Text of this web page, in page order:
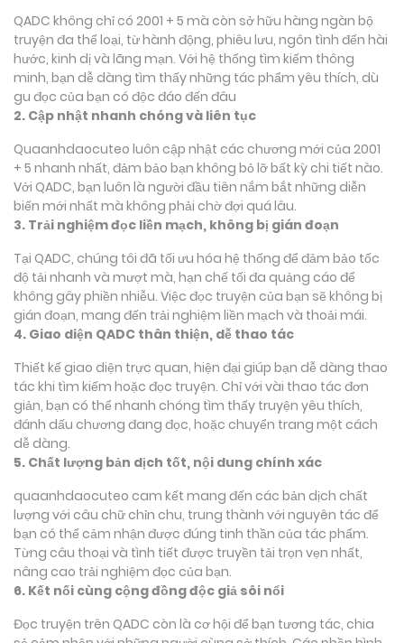
QADC không chỉ có 2001 + 5 mà còn sở hữu hàng ngàn bộ
truyện đa thể loại, từ hành động, phiêu lưu, ngôn tình đến hài
hước, kinh dị và lãng mạn. Với hệ thống tìm kiếm thông
minh, bạn dễ dàng tìm thấy những tác phẩm yêu thích, dù
gu đọc của bạn có độc đáo đến đâu
2. Cập nhật nhanh chóng và liên tục
Quaanhdaocuteo luôn cập nhật các chương mới của 2001
+ 5 nhanh nhất, đảm bảo bạn không bỏ lỡ bất kỳ chi tiết nào.
Với QADC, bạn luôn là người đầu tiên nắm bắt những diễn
biến mới nhất mà không phải chờ đợi quá lâu.
3. Trải nghiệm đọc liền mạch, không bị gián đoạn
Tại QADC, chúng tôi đã tối ưu hóa hệ thống để đảm bảo tốc
độ tải nhanh và mượt mà, hạn chế tối đa quảng cáo để
không gây phiền nhiễu. Việc đọc truyện của bạn sẽ không bị
gián đoạn, mang đến trải nghiệm liền mạch và thoải mái.
4. Giao diện QADC thân thiện, dễ thao tác
Thiết kế giao diện trực quan, hiện đại giúp bạn dễ dàng thao
tác khi tìm kiếm hoặc đọc truyện. Chỉ với vài thao tác đơn
giản, bạn có thể nhanh chóng tìm thấy truyện yêu thích,
đánh dấu chương đang đọc, hoặc chuyển trang một cách
dễ dàng.
5. Chất lượng bản dịch tốt, nội dung chính xác
quaanhdaocuteo cam kết mang đến các bản dịch chất
lượng với câu chữ chỉn chu, trung thành với nguyên tác để
bạn có thể cảm nhận được đúng tinh thần của tác phẩm.
Từng câu thoại và tình tiết được truyền tải trọn vẹn nhất,
nâng cao trải nghiệm đọc của bạn.
6. Kết nối cùng cộng đồng độc giả sôi nổi
Đọc truyện trên QADC còn là cơ hội để bạn tương tác, chia